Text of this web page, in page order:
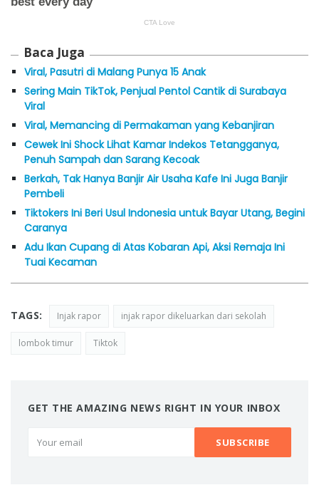
Baca Juga
Viral, Pasutri di Malang Punya 15 Anak
Sering Main TikTok, Penjual Pentol Cantik di Surabaya
Viral
Viral, Memancing di Permakaman yang Kebanjiran
Cewek Ini Shock Lihat Kamar Indekos Tetangganya,
Penuh Sampah dan Sarang Kecoak
Berkah, Tak Hanya Banjir Air Usaha Kafe Ini Juga Banjir
Pembeli
Tiktokers Ini Beri Usul Indonesia untuk Bayar Utang, Begini
Caranya
Adu Ikan Cupang di Atas Kobaran Api, Aksi Remaja Ini
Tuai Kecaman
TAGS: Injak rapor injak rapor dikeluarkan dari sekolah
lombok timur Tiktok
GET THE AMAZING NEWS RIGHT IN YOUR INBOX